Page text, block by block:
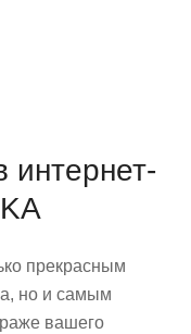
интернет-
прекрасным
но и самым
вашего